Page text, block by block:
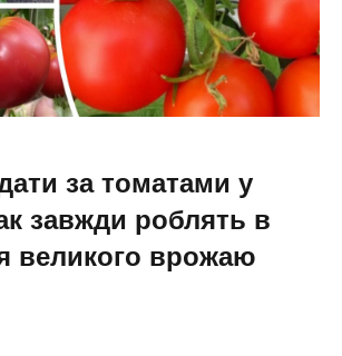
за томатами у
завжди роблять в
великого врожаю